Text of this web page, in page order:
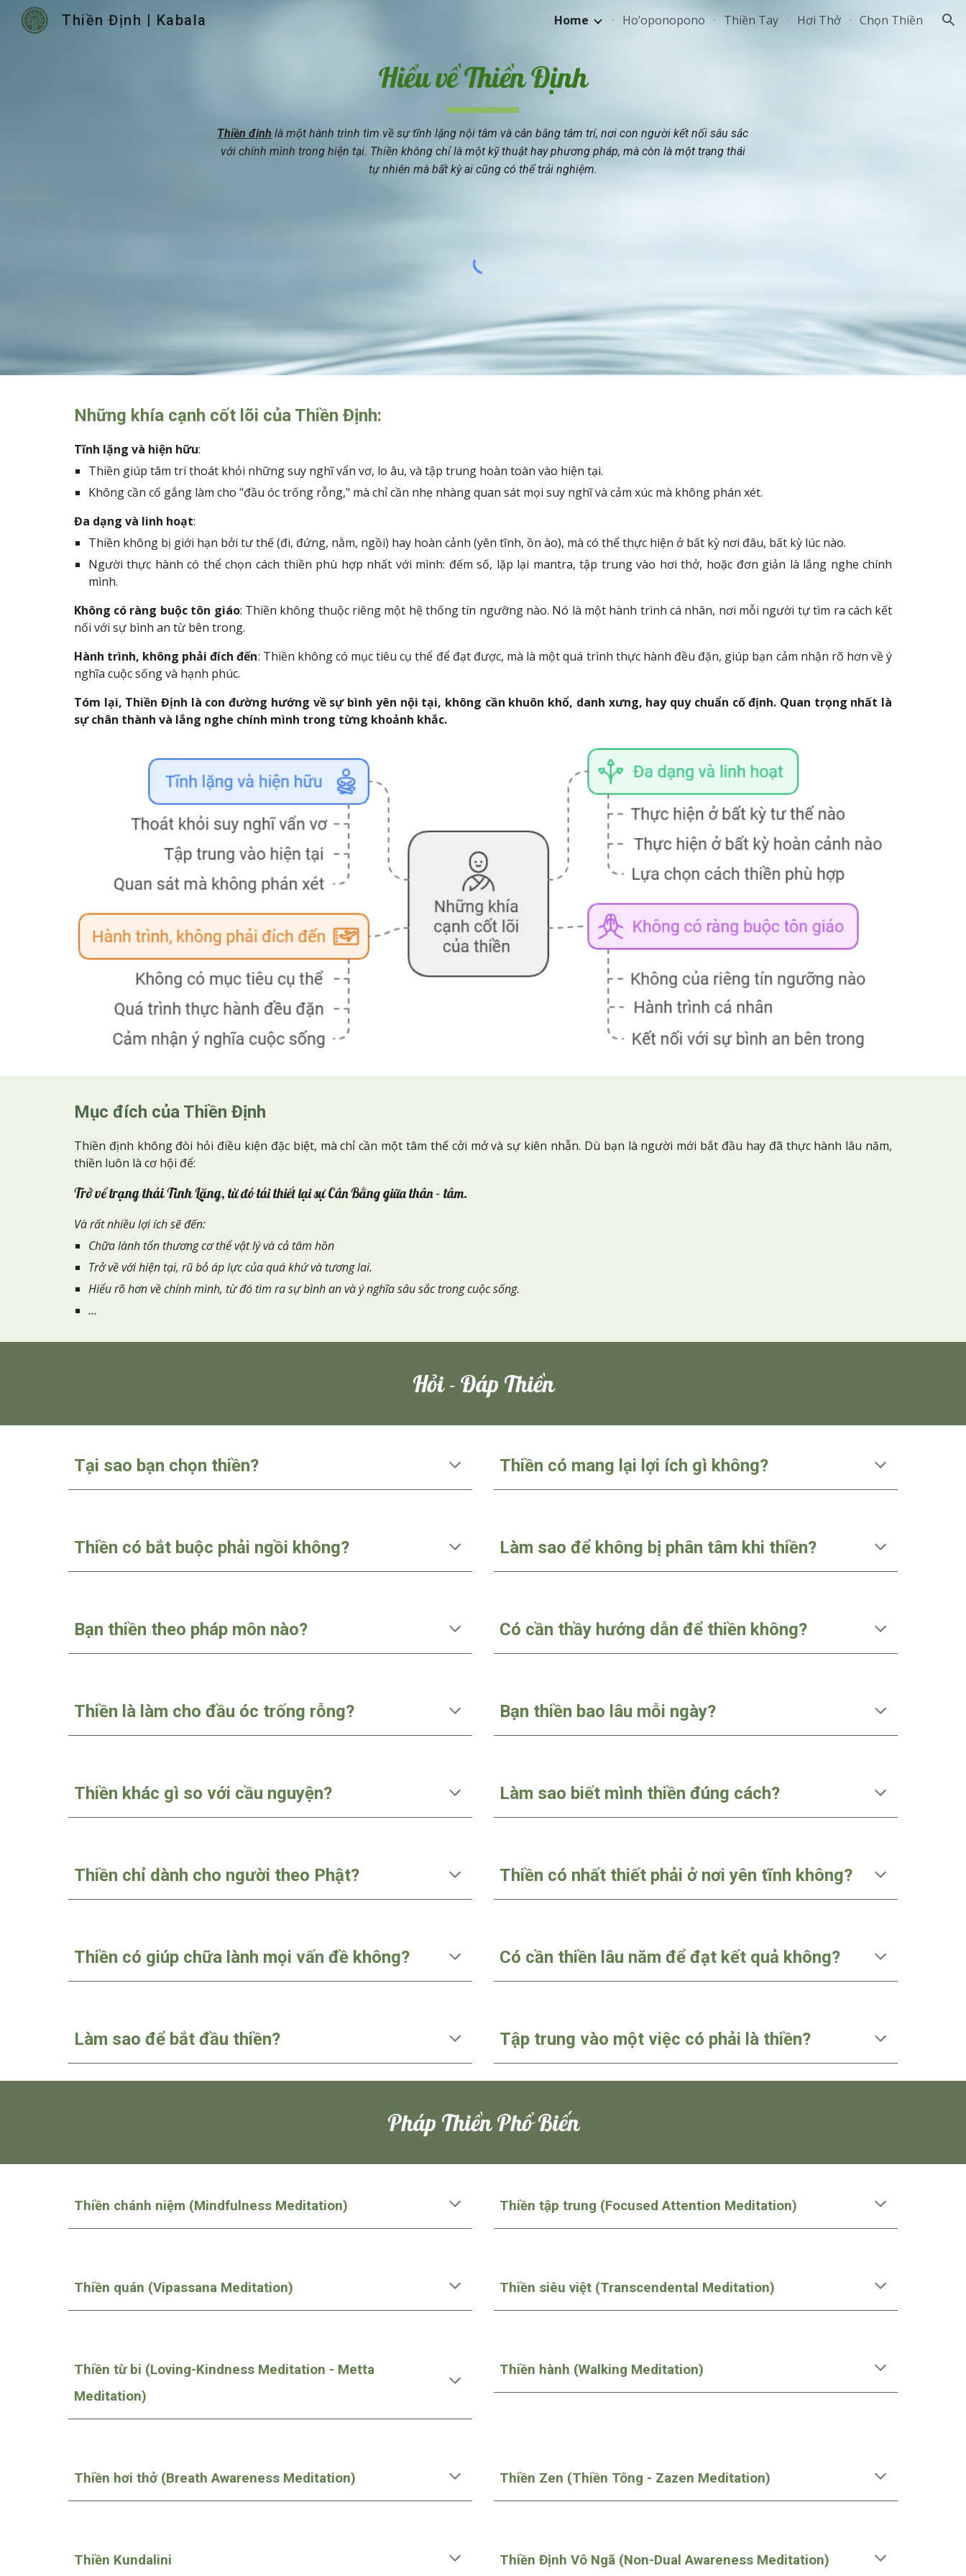
Skip to navigation
Thiền Định | Kabala Home Ho’oponopono Thiền Tay Hơi Thở Chọn Thiền
Hiểu vềThiền Định
Thiền định là một hành trình tìm về sự tĩnh lặng nội tâm và cân bằng tâm trí, nơi con người kết nối sâu sắc
với chính mình trong hiện tại. Thiền không chỉ là một kỹ thuật hay phương pháp, mà còn là một trạng thái
tự nhiên mà bất kỳ ai cũng có thể trải nghiệm.
Những khía cạnh cốt lõi của Thiền Định:
Tĩnh lặng và hiện hữu:
Thiền giúp tâm trí thoát khỏi những suy nghĩ vẩn vơ, lo âu, và tập trung hoàn toàn vào hiện tại.
Không cần cố gắng làm cho "đầu óc trống rỗng," mà chỉ cần nhẹ nhàng quan sát mọi suy nghĩ và cảm xúc mà không phán xét.
Đa dạng và linh hoạt:
Thiền không bị giới hạn bởi tư thế (đi, đứng, nằm, ngồi) hay hoàn cảnh (yên tĩnh, ồn ào), mà có thể thực hiện ở bất kỳ nơi đâu, bất kỳ lúc nào.
Người thực hành có thể chọn cách thiền phù hợp nhất với mình: đếm số, lặp lại mantra, tập trung vào hơi thở, hoặc đơn giản là lắng nghe chính
mình.
Không có ràng buộc tôn giáo: Thiền không thuộc riêng một hệ thống tín ngưỡng nào. Nó là một hành trình cá nhân, nơi mỗi người tự tìm ra cách kết
nối với sự bình an từ bên trong.
Hành trình, không phải đích đến: Thiền không có mục tiêu cụ thể để đạt được, mà là một quá trình thực hành đều đặn, giúp bạn cảm nhận rõ hơn về ý
nghĩa cuộc sống và hạnh phúc.
Tóm lại, Thiền Định là con đường hướng về sự bình yên nội tại, không cần khuôn khổ, danh xưng, hay quy chuẩn cố định. Quan trọng nhất là
sự chân thành và lắng nghe chính mình trong từng khoảnh khắc.
Mục đích của Thiền Định
Thiền định không đòi hỏi điều kiện đặc biệt, mà chỉ cần một tâm thế cởi mở và sự kiên nhẫn. Dù bạn là người mới bắt đầu hay đã thực hành lâu năm,
thiền luôn là cơ hội để:
Trở về trạng thái Tĩnh Lặng, từ đó tái thiết lại sựCânBằng giữa thân – tâm.
Và rất nhiều lợi ích sẽ đến:
Chữa lành tổn thương cơ thể vật lý và cả tâm hồn
Trở về với hiện tại, rũ bỏ áp lực của quá khứ và tương lai.
Hiểu rõ hơn về chính mình, từ đó tìm ra sự bình an và ý nghĩa sâu sắc trong cuộc sống.
...
Hỏi - Đáp Thiền
Tại sao bạn chọn thiền? Thiền có mang lại lợi ích gì không?
Thiền có bắt buộc phải ngồi không? Làm sao để không bị phân tâm khi thiền?
Bạn thiền theo pháp môn nào? Có cần thầy hướng dẫn để thiền không?
Thiền là làm cho đầu óc trống rỗng? Bạn thiền bao lâu mỗi ngày?
Thiền khác gì so với cầu nguyện? Làm sao biết mình thiền đúng cách?
Thiền chỉ dành cho người theo Phật? Thiền có nhất thiết phải ở nơi yên tĩnh không?
Thiền có giúp chữa lành mọi vấn đề không? Có cần thiền lâu năm để đạt kết quả không?
Làm sao để bắt đầu thiền? Tập trung vào một việc có phải là thiền?
Pháp Thiền Phổ Biến
Thiền chánh niệm (Mindfulness Meditation) Thiền tập trung (Focused Attention Meditation)
Thiền quán (Vipassana Meditation) Thiền siêu việt (Transcendental Meditation)
Thiền từ bi (Loving-Kindness Meditation - Metta
Meditation)
Thiền hành (Walking Meditation)
Thiền hơi thở (Breath Awareness Meditation) Thiền Zen (Thiền Tông - Zazen Meditation)
Thiền Kundalini Thiền Định Vô Ngã (Non-Dual Awareness Meditation)